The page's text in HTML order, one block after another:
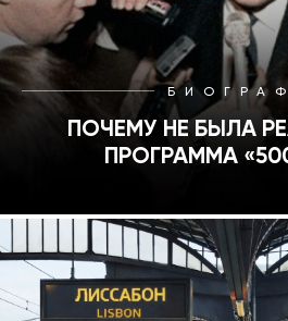
ПОЧЕМУ НЕ БЫЛА
ПРОГРАММА